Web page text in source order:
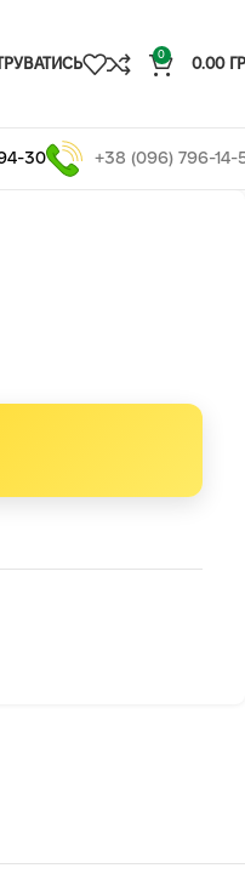
0
0.00
30 +38 (096) 796-14-